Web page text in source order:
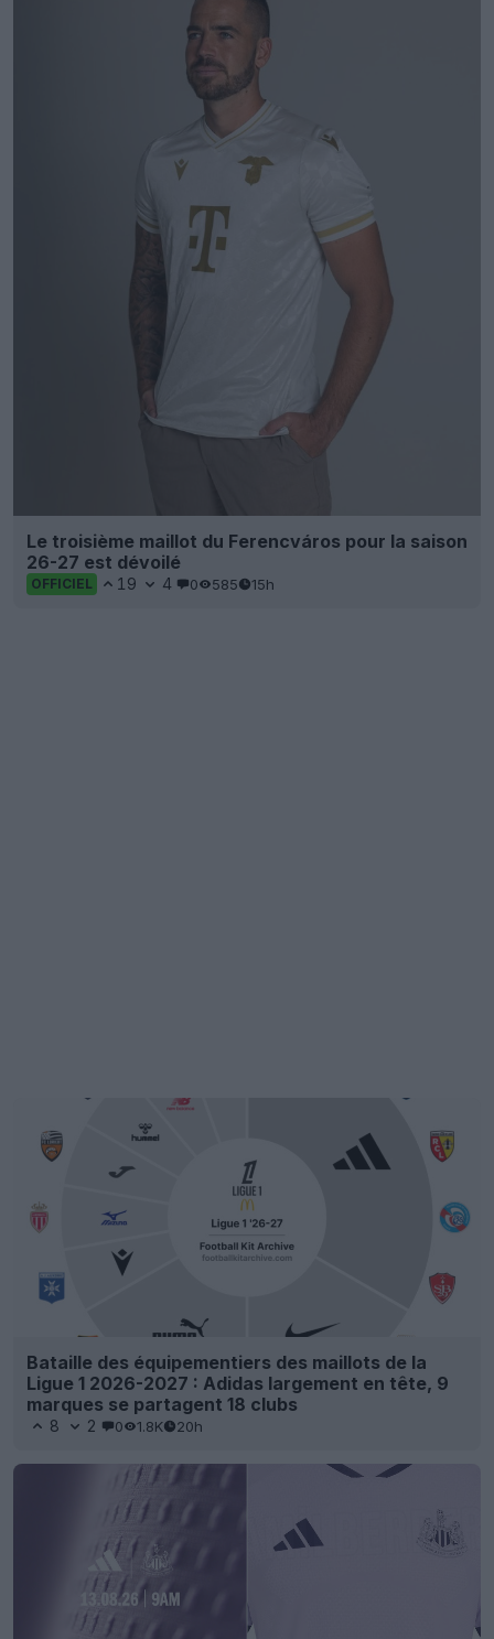
Le troisième maillot du Ferencváros pour la saison
26-27 est dévoilé
OFFICIEL 19 4 0 585 15h
Bataille des équipementiers des maillots de la
Ligue 1 2026-2027 : Adidas largement en tête, 9
marques se partagent 18 clubs
8 2 0 1.8K 20h